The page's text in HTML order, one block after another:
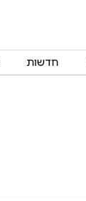
חדשות